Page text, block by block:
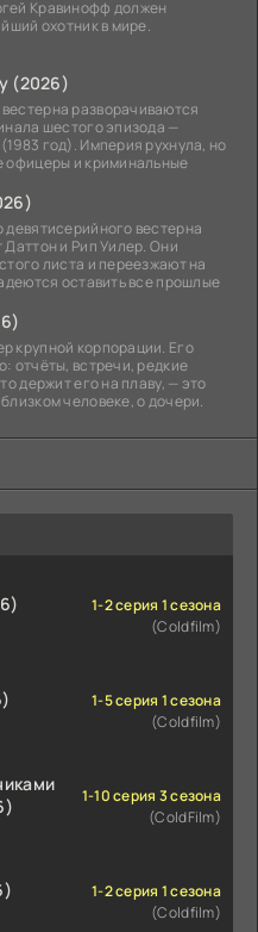
Кравинофф должен
охотник в мире.
(2026)
разворачиваются
шестого эпизода —
год). Империя рухнула, но
офицеры и криминальные
вестерна
Даттон и Рип Уилер. Они
листа и переезжают на
оставить все прошлые
крупной корпорации. Его
отчёты, встречи, редкие
держит его на плаву, — это
человеке, о дочери.
1-2 серия 1 сезона
(Coldfilm)
1-5 серия 1 сезона
(Coldfilm)
1-10 серия 3 сезона
(ColdFilm)
1-2 серия 1 сезона
(Coldfilm)